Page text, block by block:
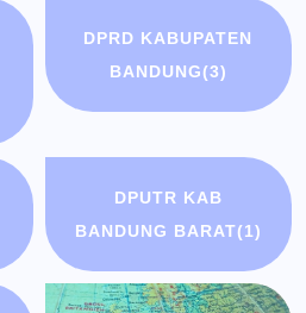
DPRD KABUPATEN
BANDUNG(3)
DPUTR KAB
BANDUNG BARAT(1)